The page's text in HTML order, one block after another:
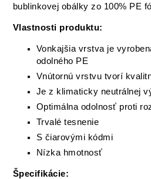
bublinkovej obálky zo 100% PE
Vlastnosti produktu:
Vonkajšia vrstva je
odolného PE
Vnútornú vrstvu tvorí
Je z klimaticky neutrálnej
Optimálna odolnosť proti
Trvalé tesnenie
S čiarovými kódmi
Nízka hmotnosť
Špecifikácie: